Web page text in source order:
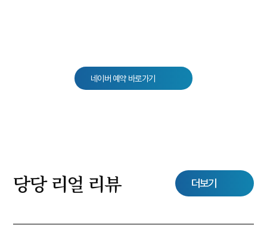
네이버 예약 바로가기
당당 리얼 리뷰 더보기